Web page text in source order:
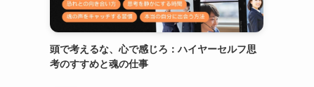
頭で考えるな、心で感じろ：ハイヤーセルフ思
考のすすめと魂の仕事